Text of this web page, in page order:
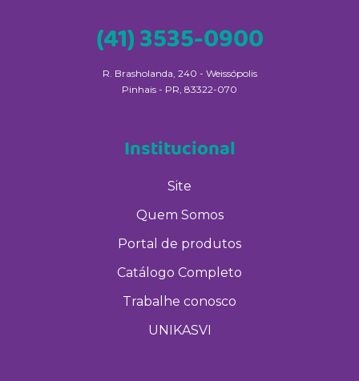
(41) 3535-0900
R. Brasholanda, 240 - Weissópolis
Pinhais - PR, 83322-070
Institucional
Site
Quem Somos
Portal de produtos
Catálogo Completo
Trabalhe conosco
UNIKASVI